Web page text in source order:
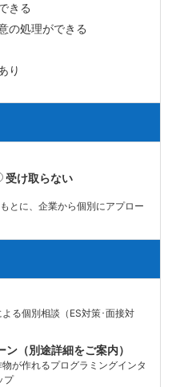
きる
の処理ができる
り
受け取らない
とに、企業から個別にアプロー
る個別相談（ES対策･面接対
（別途詳細をご案内）
が作れるプログラミングインタ
プ